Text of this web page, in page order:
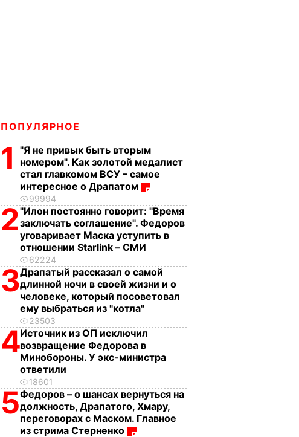
ПОПУЛЯРНОЕ
1
"Я не привык быть вторым
номером". Как золотой медалист
стал главкомом ВСУ – самое
интересное о Драпатом
99994
2"Илон постоянно говорит: "Время
заключать соглашение". Федоров
уговаривает Маска уступить в
отношении Starlink – СМИ
62224
3Драпатый рассказал о самой
длинной ночи в своей жизни и о
человеке, который посоветовал
ему выбраться из "котла"
23503
4Источник из ОП исключил
возвращение Федорова в
Минобороны. У экс-министра
ответили
18601
5Федоров – о шансах вернуться на
должность, Драпатого, Хмару,
переговорах с Маском. Главное
из стрима Стерненко